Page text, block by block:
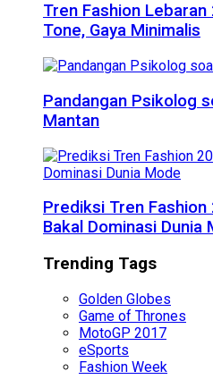
Tren Fashion
Tone, Gaya Minimalis
Pandangan Psikolog
Mantan
Prediksi Tren
Bakal Dominasi Dunia
Trending Tags
Golden Globes
Game of Thrones
MotoGP 2017
eSports
Fashion Week